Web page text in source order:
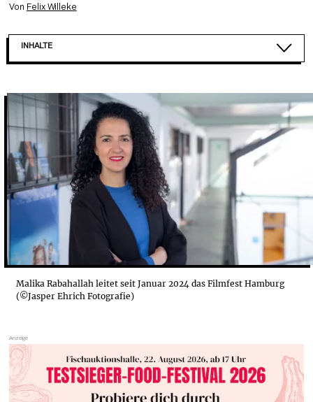
Von Felix Willeke
INHALTE
DER TRAUM: EIN FESTIVALZENTRUM MITTEN IN D...
„WIR MÜSSEN UNS ÜBER DIVERSITÄT IN DER FIL...
FILMFEST HAMBURG: FILME ZEIGEN UND FESTE F...
Malika Rabahallah leitet seit Januar 2024 das Filmfest Hamburg
(©Jasper Ehrich Fotografie)